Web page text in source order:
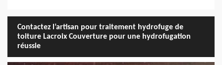
Contactez l’artisan pour traitement hydrofuge de
toiture Lacroix Couverture pour une hydrofugation
réussie